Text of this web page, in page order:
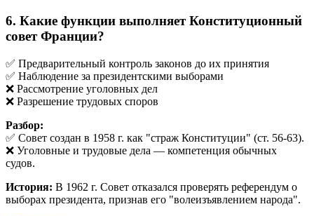
6. Какие функции выполняет Конституционный
совет Франции?
✅ Предварительный контроль законов до их принятия
✅ Наблюдение за президентскими выборами
❌ Рассмотрение уголовных дел
❌ Разрешение трудовых споров
Разбор:
✅ Совет создан в 1958 г. как "страж Конституции" (ст. 56-63).
❌ Уголовные и трудовые дела — компетенция обычных
судов.
История: В 1962 г. Совет отказался проверять референдум о
выборах президента, признав его "волеизъявлением народа".